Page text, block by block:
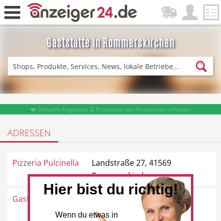
Gaststätte in Rommerskirchen
Zurück
Fitness & Sport Einkaufen
DE-News News
❤️ Aktuelle Angebote & Prospekte per Newsletter erhalten
ADRESSEN
Pizzeria Pulcinella
Landstraße 27, 41569
Rommerskirchen
Gaststätte Dom Eck
Venloer Straße 71, 41569
Rommerskirchen
Hier bist du richtig!
Wenn du etwas in